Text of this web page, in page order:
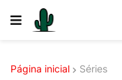
Página inicial Séries